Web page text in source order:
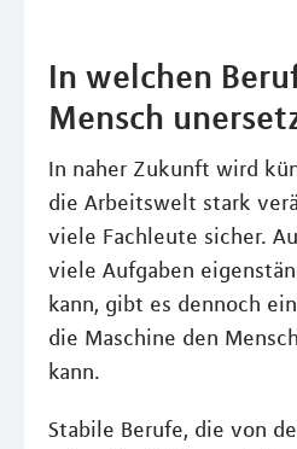
In welchen
Mensch
In naher Zukunft wird
die Arbeitswelt stark
viele Fachleute sicher.
viele Aufgaben
kann, gibt es dennoch
die Maschine den
kann.
Stabile Berufe, die von